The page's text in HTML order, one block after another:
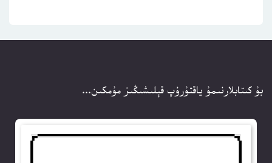
بۇ كىتابلارنىمۇ ياقتۇرۇپ قېلىشىڭىز مۇمكىن...